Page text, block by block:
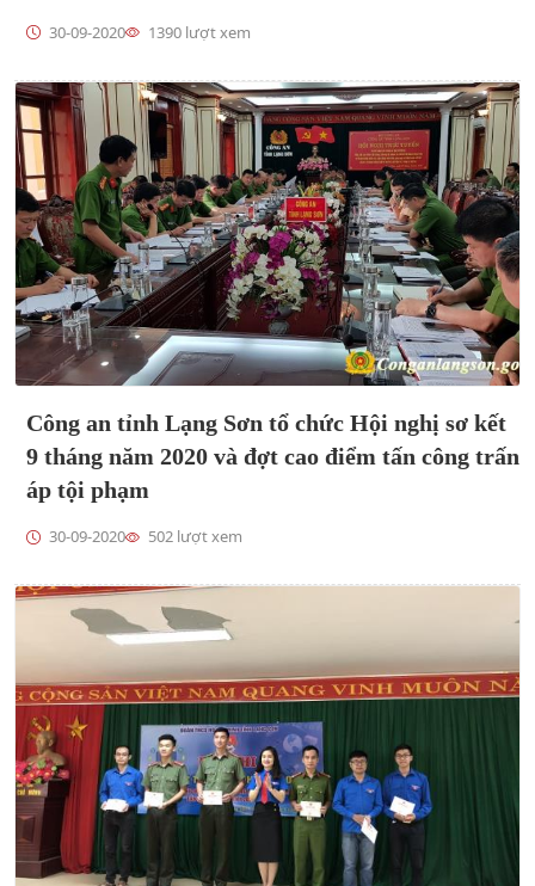
30-09-2020 1390 lượt xem
Công an tỉnh Lạng Sơn tổ chức Hội nghị sơ kết
9 tháng năm 2020 và đợt cao điểm tấn công trấn
áp tội phạm
30-09-2020 502 lượt xem